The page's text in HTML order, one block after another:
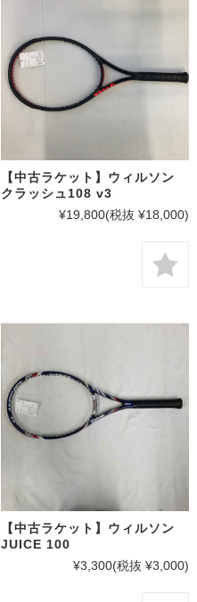
【中古ラケット】ウィルソン
クラッシュ108 v3
¥19,800(税抜 ¥18,000)
【中古ラケット】ウィルソン
JUICE 100
¥3,300(税抜 ¥3,000)